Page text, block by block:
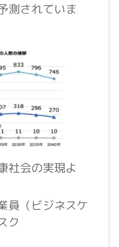
測されていま
社会の実現よ
員（ビジネスケ
ク